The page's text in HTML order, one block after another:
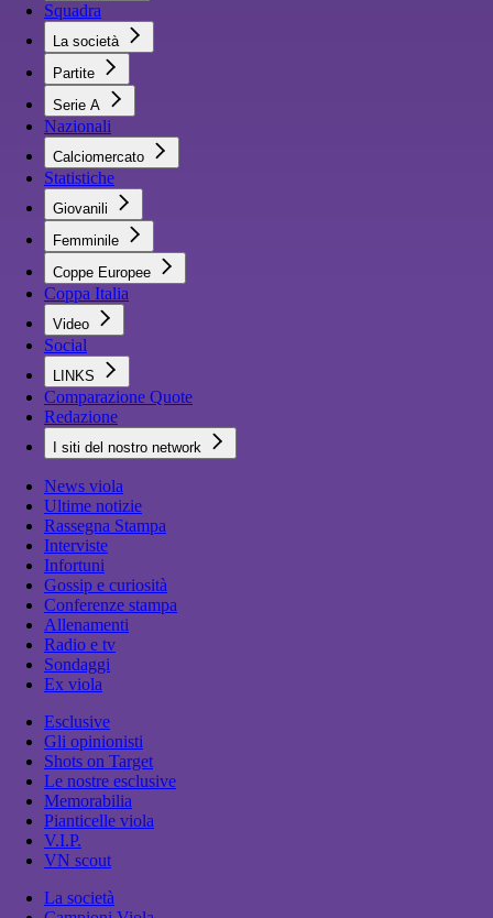
Squadra
La società
Partite
Serie A
Nazionali
Calciomercato
Statistiche
Giovanili
Femminile
Coppe Europee
Coppa Italia
Video
Social
LINKS
Comparazione Quote
Redazione
I siti del nostro network
News viola
Ultime notizie
Rassegna Stampa
Interviste
Infortuni
Gossip e curiosità
Conferenze stampa
Allenamenti
Radio e tv
Sondaggi
Ex viola
Esclusive
Gli opinionisti
Shots on Target
Le nostre esclusive
Memorabilia
Pianticelle viola
V.I.P.
VN scout
La società